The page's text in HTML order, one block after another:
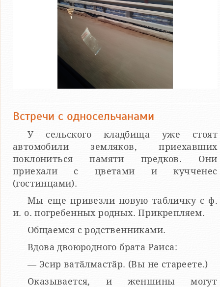
Встречи с односельчанами
У сельского кладбища уже стоят
автомобили земляков, приехавших
поклониться памяти предков. Они
приехали с цветами и кучченес
(гостинцами).
Мы еще привезли новую табличку с ф.
и. о. погребенных родных. Прикрепляем.
Общаемся с родственниками.
Вдова двоюродного брата Раиса:
— Эсир ватӑлмастӑр. (Вы не стареете.)
Оказывается, и женшины могут